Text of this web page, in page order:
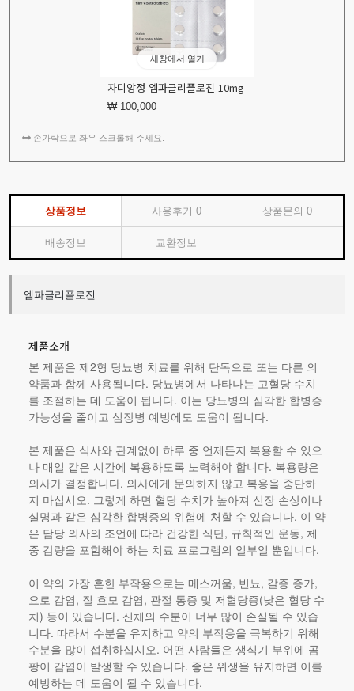
새창에서 열기
자디앙정 엠파글리플로진 10mg
₩ 100,000
손가락으로 좌우 스크롤해 주세요.
상품정보 사용후기 0 상품문의0
배송정보 교환정보
엠파글리플로진
제품소개
본 제품은 제2형 당뇨병 치료를 위해 단독으로 또는 다른 의
약품과 함께 사용됩니다. 당뇨병에서 나타나는 고혈당 수치
를 조절하는 데 도움이 됩니다. 이는 당뇨병의 심각한 합병증
가능성을 줄이고 심장병 예방에도 도움이 됩니다.
본 제품은 식사와 관계없이 하루 중 언제든지 복용할 수 있으
나 매일 같은 시간에 복용하도록 노력해야 합니다. 복용량은
의사가 결정합니다. 의사에게 문의하지 않고 복용을 중단하
지 마십시오. 그렇게 하면 혈당 수치가 높아져 신장 손상이나
실명과 같은 심각한 합병증의 위험에 처할 수 있습니다. 이 약
은 담당 의사의 조언에 따라 건강한 식단, 규칙적인 운동, 체
중 감량을 포함해야 하는 치료 프로그램의 일부일 뿐입니다.
이 약의 가장 흔한 부작용으로는 메스꺼움, 빈뇨, 갈증 증가,
요로 감염, 질 효모 감염, 관절 통증 및 저혈당증(낮은 혈당 수
치) 등이 있습니다. 신체의 수분이 너무 많이 손실될 수 있습
니다. 따라서 수분을 유지하고 약의 부작용을 극복하기 위해
수분을 많이 섭취하십시오. 어떤 사람들은 생식기 부위에 곰
팡이 감염이 발생할 수 있습니다. 좋은 위생을 유지하면 이를
예방하는 데 도움이 될 수 있습니다.